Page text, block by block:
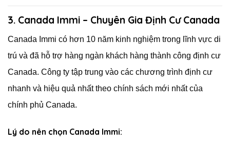
3. Canada Immi – Chuyên Gia Định Cư Canada
Canada Immi có hơn 10 năm kinh nghiệm trong lĩnh vực di
trú và đã hỗ trợ hàng ngàn khách hàng thành công định cư
Canada. Công ty tập trung vào các chương trình định cư
nhanh và hiệu quả nhất theo chính sách mới nhất của
chính phủ Canada.
Lý do nên chọn Canada Immi: